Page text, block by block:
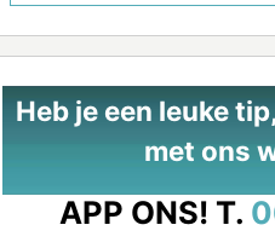
Heb je een leuke
met ons
APP ONS! T.